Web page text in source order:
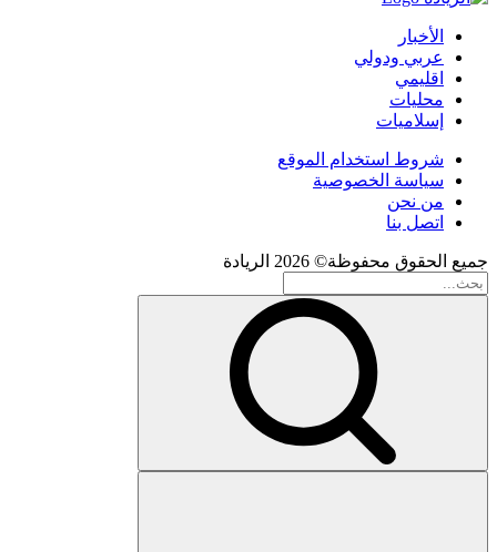
الأخبار
عربي ودولي
اقليمي
محليات
إسلاميات
شروط استخدام الموقع
سياسة الخصوصية
من نحن
اتصل بنا
جميع الحقوق محفوظة© 2026 الريادة